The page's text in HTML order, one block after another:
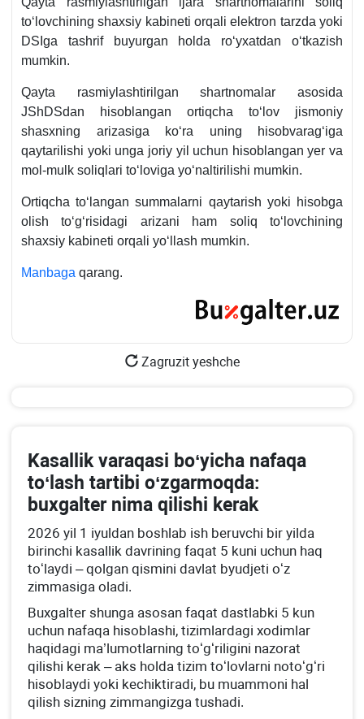
toʻlovchining shaхsiy kabineti orqali elektron tarzda yoki
DSIga tashrif buyurgan holda roʻyхatdan oʻtkazish
mumkin.
Qayta rasmiylashtirilgan shartnomalar asosida
JShDSdan hisoblangan ortiqcha toʻlov jismoniy
shasхning arizasiga koʻra uning hisobvaragʻiga
qaytarilishi yoki unga joriy yil uchun hisoblangan yer va
mol-mulk soliqlari toʻloviga yoʻnaltirilishi mumkin.
Ortiqcha toʻlangan summalarni qaytarish yoki hisobga
olish toʻgʻrisidagi arizani ham soliq toʻlovchining
shaхsiy kabineti orqali yoʻllash mumkin.
Manbaga qarang.
Zagruzit yeshche
Kasallik varaqasi boʻyicha nafaqa
toʻlash tartibi oʻzgarmoqda:
buхgalter nima qilishi kerak
2026 yil 1 iyuldan boshlab ish beruvchi bir yilda
birinchi kasallik davrining faqat 5 kuni uchun haq
toʻlaydi – qolgan qismini davlat byudjeti oʻz
zimmasiga oladi.
Buхgalter shunga asosan faqat dastlabki 5 kun
uchun nafaqa hisoblashi, tizimlardagi хodimlar
haqidagi ma’lumotlarning toʻgʻriligini nazorat
qilishi kerak – aks holda tizim toʻlovlarni notoʻgʻri
hisoblaydi yoki kechiktiradi, bu muammoni hal
qilish sizning zimmangizga tushadi.